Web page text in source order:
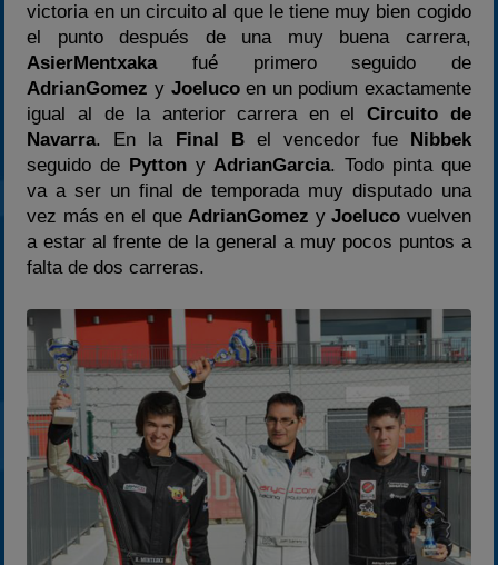
2023
2024
2025
Estadísticas
Preguntas Frecuentes
victoria en un circuito al que le tiene muy bien cogido
el punto después de una muy buena carrera,
AsierMentxaka fué primero seguido de
AdrianGomez y Joelucoen un podium exactamente
igual al de la anterior carrera en el Circuito de
Navarra. En la Final Bel vencedor fue Nibbek
seguido de Pytton yAdrianGarcia. Todo pinta que
va a ser un final de temporada muy disputado una
vez más en el queAdrianGomez yJoeluco vuelven
a estar al frente de la general a muy pocos puntos a
falta de dos carreras.